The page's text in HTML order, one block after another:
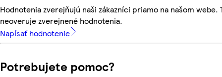
Hodnotenia zverejňujú naši zákazníci priamo na našom webe.
neoveruje zverejnené hodnotenia.
Napísať hodnotenie
Potrebujete pomoc?